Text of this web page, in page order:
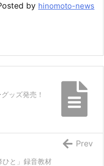
by hinomoto-news
ッズ発売！
ひと」録音教材
Prev